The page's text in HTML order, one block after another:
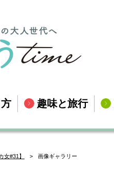
趣味と旅行
女#31】
画像ギャラリー